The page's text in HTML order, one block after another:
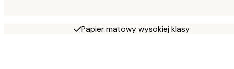
Papier matowy wysokiej klasy